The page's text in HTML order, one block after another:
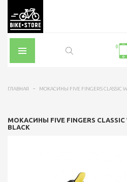
ГЛАВНАЯ МОКАСИНЫ FIVE FINGERS CLASSIC
МОКАСИНЫ FIVE FINGERS CLASSIC
BLACK